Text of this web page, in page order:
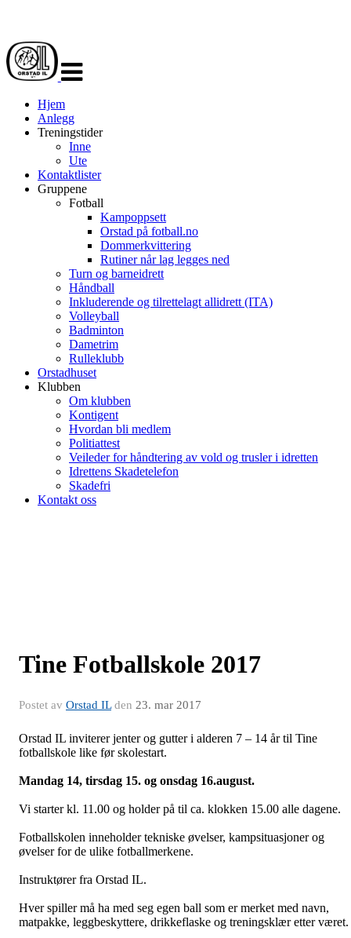
navigasjon
Hjem
Anlegg
Treningstider
Inne
Ute
Kontaktlister
Gruppene
Fotball
Kampoppsett
Orstad på fotball.no
Dommerkvittering
Rutiner når lag legges ned
Turn og barneidrett
Håndball
Inkluderende og tilrettelagt allidrett (ITA)
Volleyball
Badminton
Dametrim
Rulleklubb
Orstadhuset
Klubben
Om klubben
Kontigent
Hvordan bli medlem
Politiattest
Veileder for håndtering av vold og trusler i idretten
Idrettens Skadetelefon
Skadefri
Kontakt oss
Tine Fotballskole 2017
Postet av Orstad ILden 23. mar 2017
Orstad IL inviterer jenter og gutter i alderen 7 – 14 år til Tine
fotballskole like før skolestart.
Mandag 14, tirsdag 15. og onsdag 16.august.
Vi starter kl. 11.00 og holder på til ca. klokken 15.00 alle dagene.
Fotballskolen inneholder tekniske øvelser, kampsituasjoner og
øvelser for de ulike fotballmerkene.
Instruktører fra Orstad IL.
Hver spiller må ha med seg egen ball som er merket med navn,
matpakke, leggbeskyttere, drikkeflaske og treningsklær etter været.